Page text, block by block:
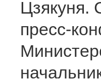
Цзякуня.
пресс-